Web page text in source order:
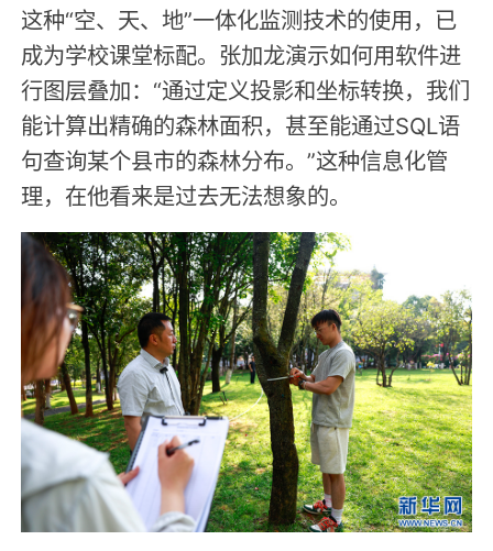
这种“空、天、地”一体化监测技术的使用，已
成为学校课堂标配。张加龙演示如何用软件进
行图层叠加：“通过定义投影和坐标转换，我们
能计算出精确的森林面积，甚至能通过SQL语
句查询某个县市的森林分布。”这种信息化管
理，在他看来是过去无法想象的。